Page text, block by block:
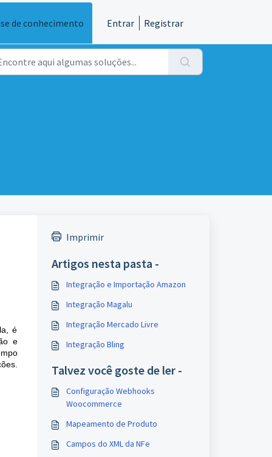
de conhecimento Entrar Registrar
é
e
Imprimir
Artigos nesta pasta -
Integração e Importação Amazon
Integração Magalu
Integração Mercado Livre
Integração Bling
Talvez você goste de ler -
Configuração Webhooks
Woocommerce
Mapeamento de Produto
Campos do XML da NFe